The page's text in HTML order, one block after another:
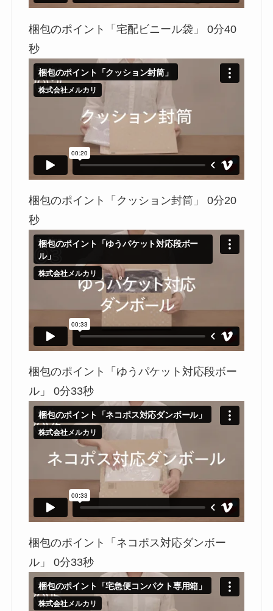
梱包のポイント「宅配ビニール袋」 0分40
秒
梱包のポイント「クッション封筒」 0分20
秒
梱包のポイント「ゆうパケット対応段ボー
ル」 0分33秒
梱包のポイント「ネコポス対応ダンボー
ル」 0分33秒